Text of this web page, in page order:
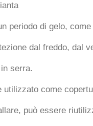
periodo di gelo,
dal freddo, dal
serra.
come
può essere